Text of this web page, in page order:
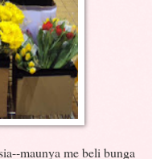
maunya me beli bunga